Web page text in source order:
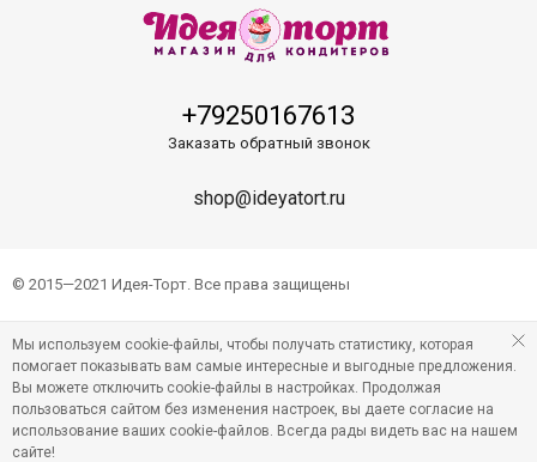
+79250167613
Заказать обратный звонок
shop@ideyatort.ru
© 2015—2021 Идея-Торт. Все права защищены
Мы используем cookie-файлы, чтобы получать статистику, которая
помогает показывать вам самые интересные и выгодные предложения.
Вы можете отключить cookie-файлы в настройках. Продолжая
пользоваться сайтом без изменения настроек, вы даете согласие на
использование ваших cookie-файлов. Всегда рады видеть вас на нашем
сайте!